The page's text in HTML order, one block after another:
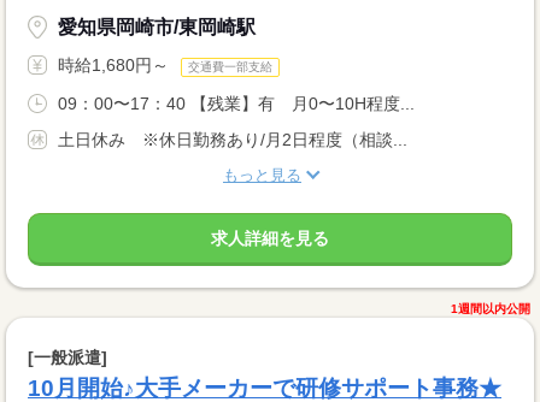
愛知県岡崎市/東岡崎駅
時給1,680円～ 交通費一部支給
09：00〜17：40 【残業】有 月0〜10H程度...
土日休み ※休日勤務あり/月2日程度（相談...
もっと見る
求人詳細を見る
1週間以内公開
[一般派遣]
10月開始♪大手メーカーで研修サポート事務★